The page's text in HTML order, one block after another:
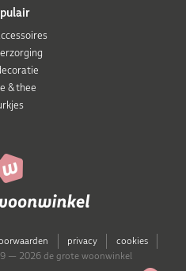
& thee
privacy
cookies
— 2026 de grote woonwinkel